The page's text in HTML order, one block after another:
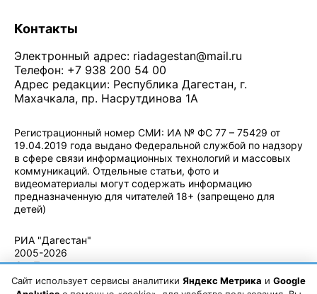
Контакты
Электронный адрес: riadagestan@mail.ru
Телефон: +7 938 200 54 00
Адрес редакции: Республика Дагестан, г.
Махачкала, пр. Насрутдинова 1А
Регистрационный номер СМИ: ИА № ФС 77 – 75429 от
19.04.2019 года выдано Федеральной службой по надзору
в сфере связи информационных технологий и массовых
коммуникаций. Отдельные статьи, фото и
видеоматериалы могут содержать информацию
предназначенную для читателей 18+ (запрещено для
детей)
РИА "Дагестан"
2005-2026
© - Правила
использования
материалов.
Сайт использует сервисы аналитики Яндекс Метрика и Google